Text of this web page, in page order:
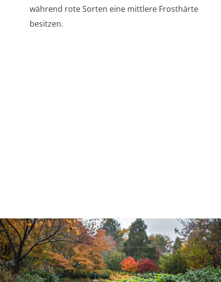
während rote Sorten eine mittlere Frosthärte
besitzen.